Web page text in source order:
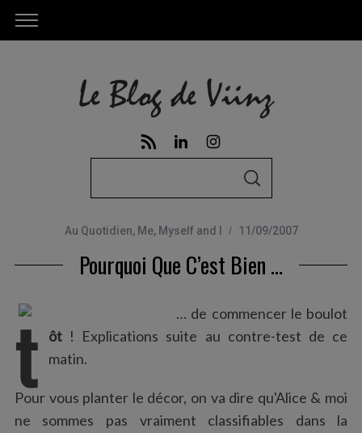
r
c
o
S
C
H
Au Quotidien, Me, Myself and I 11/09/2007
Pourquoi Que C’est Bien …
… de commencer le boulot
t ôt! Explications suite au contre-test de ce
matin.
Pour vous planter le décor, on va dire qu'Alice & moi
ne sommes pas vraiment classifiables dans la